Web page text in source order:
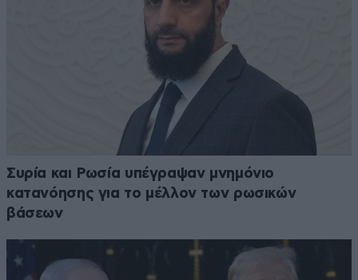
Συρία και Ρωσία υπέγραψαν μνημόνιο
κατανόησης για το μέλλον των ρωσικών
βάσεων